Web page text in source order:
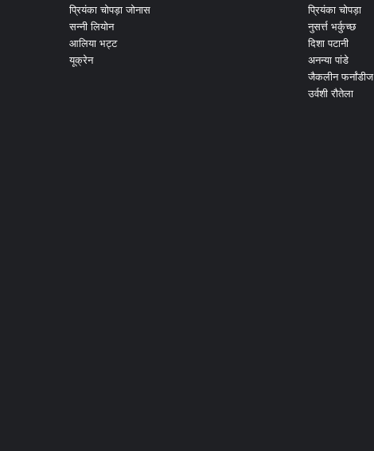
प्रियंका चोपड़ा जोनास
सन्नी लियोन
आलिया भट्ट
यूक्रेन
प्रियंका चोपड़ा
नुसर्त्त भर्कुच्छ
दिशा पटानी
अनन्या पांडे
जैकलीन फर्नांडीज
उर्वशी रौतेला